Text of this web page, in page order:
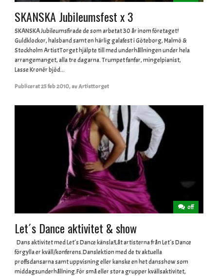
SKANSKA Jubileumsfest x 3
SKANSKA Jubileumsfirade de som arbetat 30 år inom företaget!
Guldklockor, halsband samt en härlig galafest i Göteborg, Malmö &
Stockholm ArtistTorget hjälpte till med underhållningen under hela
arrangemanget, alla tre dagarna. Trumpet fanfar, mingelpianist,
Lasse Kronér bjöd...
Publicerat25 feb 2010,avArtisttorget
off
Let´s Dance aktivitet & show
Dans aktivitet med Let´s Dance känsla!Låt artisterna från Let´s Dance
förgylla er kväll/konferens.Danslektion med de tv aktuella
proffsdansarna samt uppvisning eller kanske en het dansshow som
middagsunderhållning.För små eller stora grupper kvällsaktivitet,